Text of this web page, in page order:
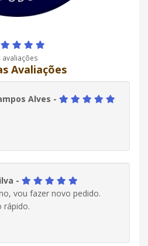
avaliações
Avaliações
Alves -
-
vou fazer novo pedido.
rápido.